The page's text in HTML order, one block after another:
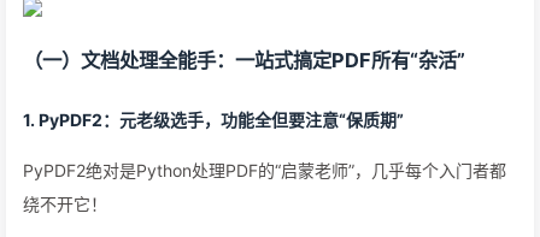
（一）文档处理全能手：一站式搞定PDF所有“杂活”
1. PyPDF2：元老级选手，功能全但要注意“保质期”
PyPDF2绝对是Python处理PDF的“启蒙老师”，几乎每个入门者都
绕不开它！